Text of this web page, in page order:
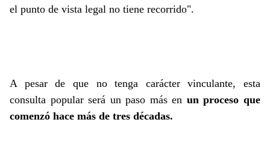
el punto de vista legal no tiene recorrido".
A pesar de que no tenga carácter vinculante, esta
consulta popular será un paso más en un proceso que
comenzó hace más de tres décadas.